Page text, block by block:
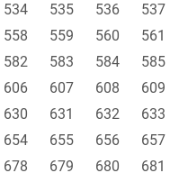
534 535 536 537
558 559 560 561
582 583 584 585
606 607 608 609
630 631 632 633
654 655 656 657
678 679 680 681